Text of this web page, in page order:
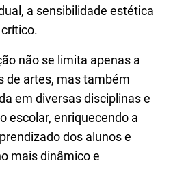
a sensibilidade estética
não se limita apenas a
de artes, mas também
em diversas disciplinas e
escolar, enriquecendo a
dos alunos e
mais dinâmico e